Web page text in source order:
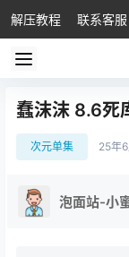
解压教程 联系客服
蠢沫沫 8.6
次元单集 25年
泡面站-小